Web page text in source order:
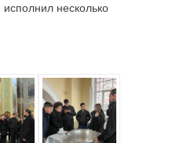
исполнил несколько